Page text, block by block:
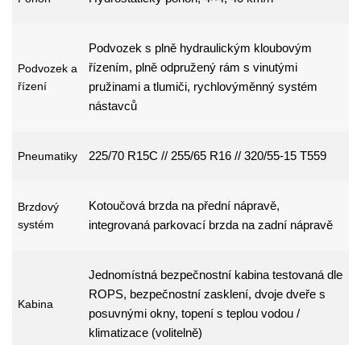
Podvozek a
řízení
Podvozek s plně hydraulickým kloubovým
řízením, plně odpružený rám s vinutými
pružinami a tlumiči, rychlovýměnný systém
nástavců
Pneumatiky 225/70 R15C // 255/65 R16 // 320/55-15 T559
Brzdový
systém
Kotoučová brzda na přední nápravě,
integrovaná parkovací brzda na zadní nápravě
Kabina
Jednomístná bezpečnostní kabina testovaná dle
ROPS, bezpečnostní zasklení, dvoje dveře s
posuvnými okny, topení s teplou vodou /
klimatizace (volitelně)